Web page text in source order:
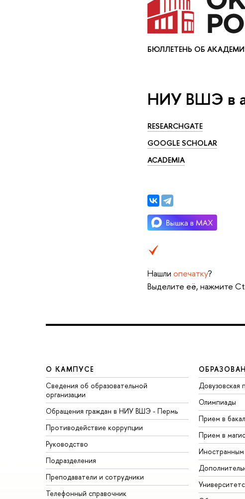
БЮЛЛЕТЕНЬ ОБ
НИУ ВШЭ в
RESEARCHGATE
GOOGLE SCHOLAR
ACADEMIA
Нашли опечатку?
Выделите её, нажмите
О КАМПУСЕ
Сведения об образовательной
организации
Обращения граждан в НИУ ВШЭ - Пермь
Противодействие коррупции
Руководство
Подразделения
Преподаватели и сотрудники
Телефонный справочник
Довузовская
Олимпиады
Прием в
Прием в